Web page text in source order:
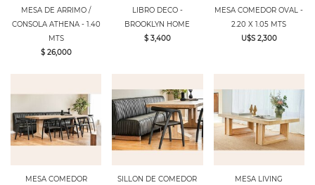
MESA DE ARRIMO /
CONSOLA ATHENA - 1.40
MTS
$ 26,000
LIBRO DECO -
BROOKLYN HOME
$ 3,400
MESA COMEDOR OVAL -
2.20 X 1.05 MTS
U$S 2,300
MESA COMEDOR
SILLON DE COMEDOR
MESA LIVING